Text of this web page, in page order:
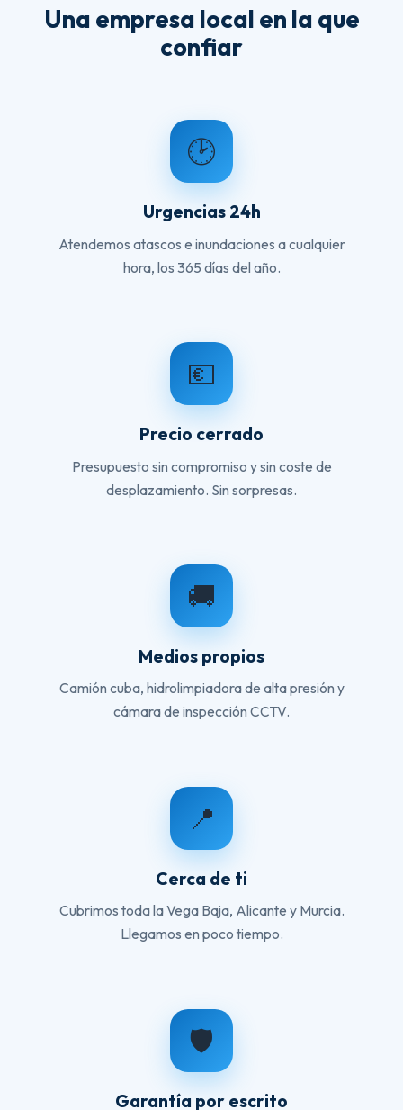
Una empresa local en la que
confiar
🕑
Urgencias 24h
Atendemos atascos e inundaciones a cualquier
hora, los 365 días del año.
💶
Precio cerrado
Presupuesto sin compromiso y sin coste de
desplazamiento. Sin sorpresas.
🚚
Medios propios
Camión cuba, hidrolimpiadora de alta presión y
cámara de inspección CCTV.
📍
Cerca de ti
Cubrimos toda la Vega Baja, Alicante y Murcia.
Llegamos en poco tiempo.
🛡️
Garantía por escrito